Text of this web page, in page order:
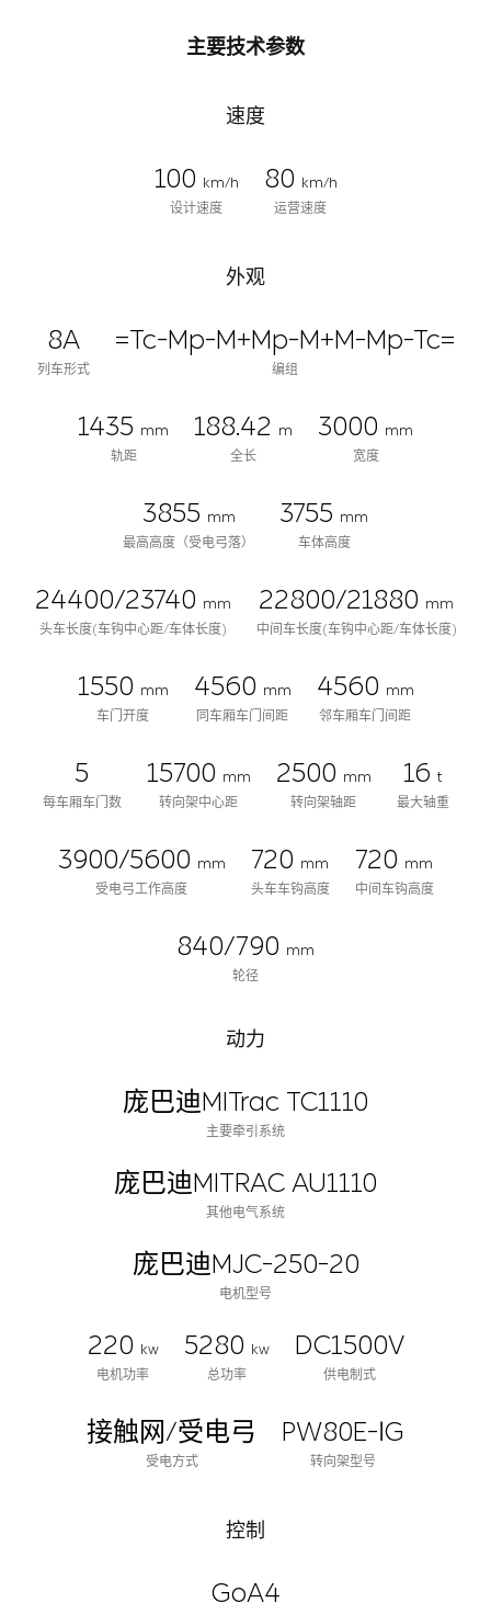
主要技术参数
速度
100
km/h
设计速度
80
km/h
运营速度
外观
8A
列车形式
=Tc-Mp-M+Mp-M+M-Mp-Tc=
编组
1435 mm
轨距
188.42
m
全长
3000 mm
宽度
3855 mm
最高高度（受电弓落）
3755 mm
车体高度
24400/23740 mm
头车长度(车钩中心距/车体长度)
22800/21880 mm
中间车长度(车钩中心距/车体长度)
1550 mm
车门开度
4560 mm
同车厢车门间距
4560 mm
邻车厢车门间距
5
每车厢车门数
15700 mm
转向架中心距
2500 mm
转向架轴距
16 t
最大轴重
3900/5600 mm
受电弓工作高度
720 mm
头车车钩高度
720 mm
中间车钩高度
840/790 mm
轮径
动力
庞巴迪MITrac TC1110
主要牵引系统
庞巴迪MITRAC AU1110
其他电气系统
庞巴迪MJC-250-20
电机型号
220
kw
电机功率
5280
kw
总功率
DC1500V
供电制式
接触网/受电弓
受电方式
PW80E-ⅠG
转向架型号
控制
GoA4